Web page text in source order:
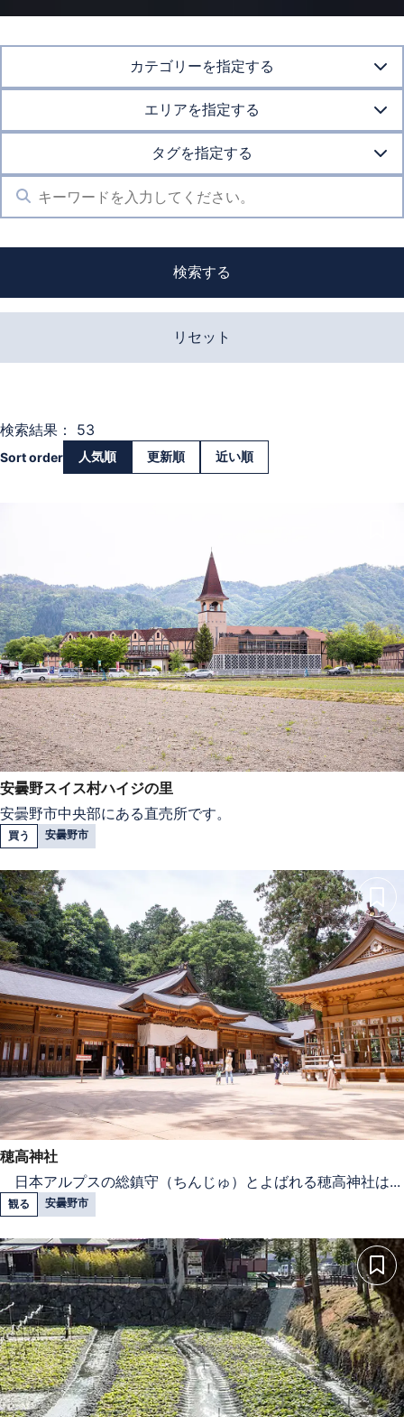
カテゴリーを指定する
エリアを指定する
タグを指定する
検索する
リセット
検索結果： 53
Sort order 人気順 更新順 近い順
安曇野スイス村ハイジの里
安曇野市中央部にある直売所です。
買う 安曇野市
穂高神社
日本アルプスの総鎮守（ちんじゅ）とよばれる穂高神社は...
観る 安曇野市